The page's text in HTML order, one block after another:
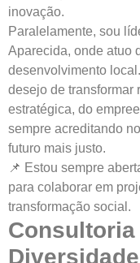
inovação.
Paralelamente, sou
Aparecida, onde atuo
desenvolvimento
desejo de transformar
estratégica, do
sempre acreditando
futuro mais justo.
📌 Estou sempre
para colaborar em
transformação social.